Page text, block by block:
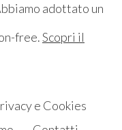
adottato un
free.Scopri il
e Cookies